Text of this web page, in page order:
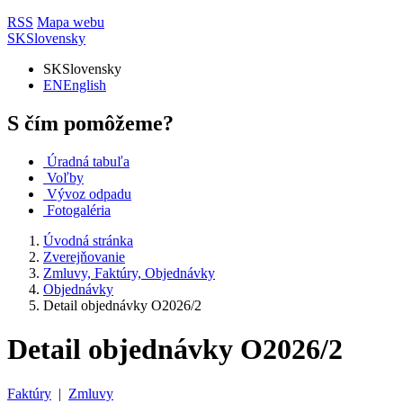
RSS Mapa webu
SKSlovensky
SKSlovensky
ENEnglish
S čím pomôžeme?
Úradná tabuľa
Voľby
Vývoz odpadu
Fotogaléria
Úvodná stránka
Zverejňovanie
Zmluvy, Faktúry, Objednávky
Objednávky
Detail objednávky O2026/2
Detail objednávky O2026/2
Faktúry | Zmluvy